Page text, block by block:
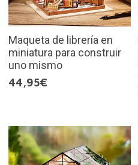
Maqueta de librería en
miniatura para construir
uno mismo
44,95€